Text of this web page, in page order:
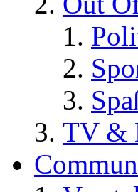
TV &